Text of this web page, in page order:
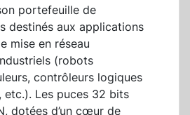
portefeuille de
destinés aux applications
mise en réseau
(robots
contrôleurs logiques
etc.). Les puces 32 bits
dotées d’un cœur de